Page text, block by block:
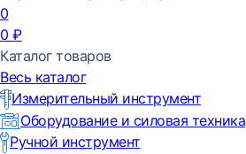
0
0 ₽
Каталог товаров
Весь каталог
Измерительный инструмент
Оборудование и силовая техника
Ручной инструмент